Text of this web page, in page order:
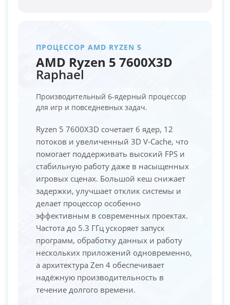
ПРОЦЕССОР AMD RYZEN 5
AMD Ryzen 5 7600X3D
Raphael
Производительный 6-ядерный процессор
для игр и повседневных задач.
Ryzen 5 7600X3D сочетает 6 ядер, 12
потоков и увеличенный 3D V-Cache, что
помогает поддерживать высокий FPS и
стабильную работу даже в насыщенных
игровых сценах. Большой кеш снижает
задержки, улучшает отклик системы и
делает процессор особенно
эффективным в современных проектах.
Частота до 5.3 ГГц ускоряет запуск
программ, обработку данных и работу
нескольких приложений одновременно,
а архитектура Zen 4 обеспечивает
надёжную производительность в
течение долгого времени.